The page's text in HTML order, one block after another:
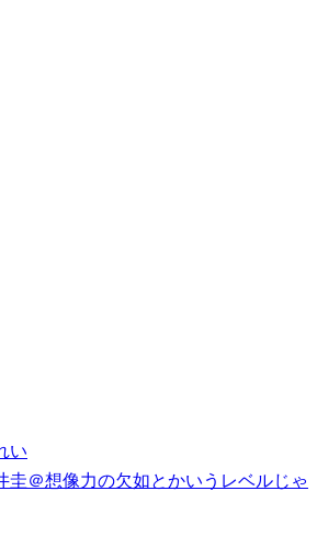
い
圭＠想像力の欠如とかいうレベルじゃ